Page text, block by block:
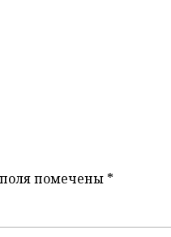
помечены *